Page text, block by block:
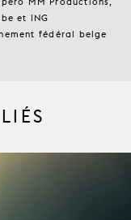
et ING
fédéral belge